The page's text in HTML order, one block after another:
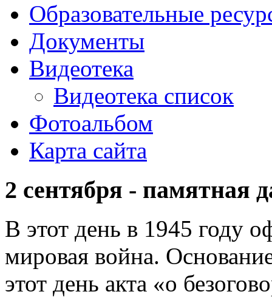
Образовательные
Документы
Видеотека
Видеотека список
Фотоальбом
Карта сайта
2 сентября - памятная
В этот день в 1945 году
мировая война.
этот день акта «о